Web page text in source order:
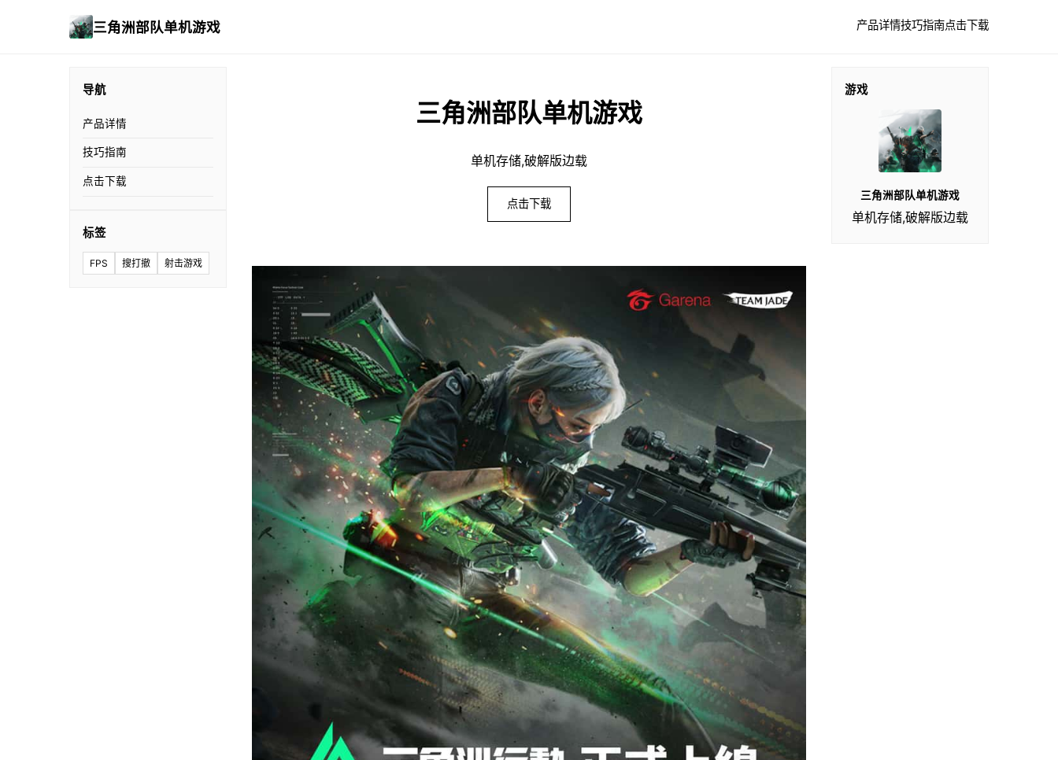
三角洲部队单机游戏 产品详情技巧指南点击下载
导航
产品详情
技巧指南
点击下载
标签
FPS 搜打撤 射击游戏
三角洲部队单机游戏
单机存储,破解版边载
点击下载
游戏
三角洲部队单机游戏
单机存储,破解版边载